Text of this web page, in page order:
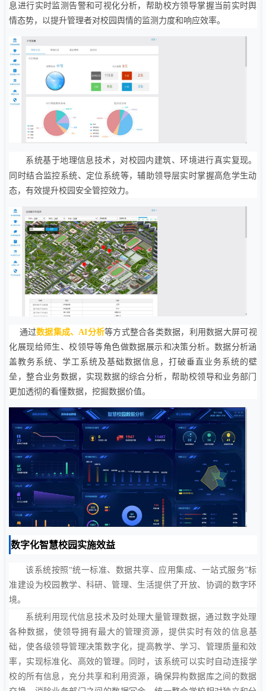
息进行实时监测告警和可视化分析，帮助校方领导掌握当前实时舆
情态势，以提升管理者对校园舆情的监测力度和响应效率。
系统基于地理信息技术，对校园内建筑、环境进行真实复现。
同时结合监控系统、定位系统等，辅助领导层实时掌握高危学生动
态，有效提升校园安全管控效力。
通过数据集成、AI分析等方式整合各类数据，利用数据大屏可视
化展现给师生、校领导等角色做数据展示和决策分析。数据分析涵
盖教务系统、学工系统及基础数据信息，打破垂直业务系统的壁
垒，整合业务数据，实现数据的综合分析，帮助校领导和业务部门
更加透彻的看懂数据，挖掘数据价值。
数字化智慧校园实施效益
该系统按照“统一标准、数据共享、应用集成、一站式服务”标
准建设为校园教学、科研、管理、生活提供了开放、协调的数字环
境。
系统利用现代信息技术及时处理大量管理数据，通过数字处理
各种数据，使领导拥有最大的管理资源，提供实时有效的信息基
础，使各级领导管理决策数字化，提高教学、学习、管理质量和效
率，实现标准化、高效的管理。
同时，该系统可以实时自动连接学
校的所有信息，充分共享和利用资源，确保异构数据库之间的数据